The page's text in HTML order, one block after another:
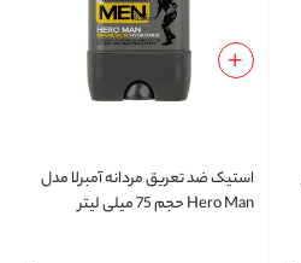
استیک ضد تعریق مردانه آمبرلا مدل
Hero Man حجم 75 میلی لیتر